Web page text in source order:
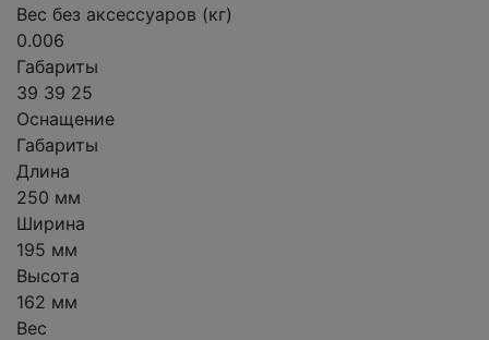
Вес без аксессуаров (кг)
0.006
Габариты
39 39 25
Оснащение
Габариты
Длина
250 мм
Ширина
195 мм
Высота
162 мм
Вес